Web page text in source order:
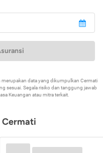
data yang dikumpulkan Cermati
sesuai. Segala risiko dan tanggung jawab
Keuangan atau mitra terkait.
Cermati